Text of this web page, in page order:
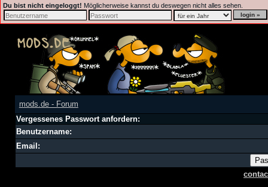
Du bist nicht eingeloggt! Möglicherweise kannst du deswegen nicht alles sehen.
mods.de - Forum
Vergessenes Passwort anfordern:
Benutzername:
Email: